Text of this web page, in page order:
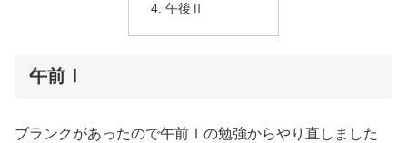
午後Ⅱ
午前Ⅰ
ブランクがあったので午前Ⅰの勉強からやり直しました